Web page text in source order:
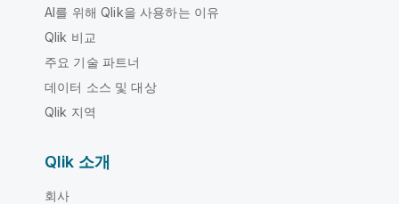
AI를 위해 Qlik을 사용하는 이유
Qlik 비교
주요 기술 파트너
데이터 소스 및 대상
Qlik 지역
Qlik 소개
회사